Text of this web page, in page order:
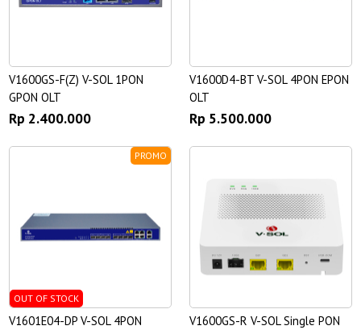
V1600GS-F(Z) V-SOL 1PON
GPON OLT
Rp 2.400.000
V1600D4-BT V-SOL 4PON EPON
OLT
Rp 5.500.000
PROMO
OUT OF STOCK
V1601E04-DP V-SOL 4PON
V1600GS-R V-SOL Single PON